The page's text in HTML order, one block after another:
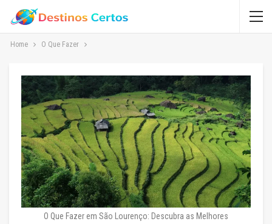
Home O Que Fazer
O Que Fazer em São Lourenço: Descubra as Melhores